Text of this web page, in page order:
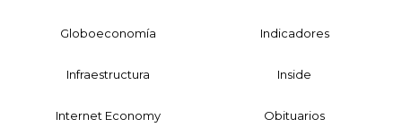
Globoeconomía Indicadores
Infraestructura Inside
Internet Economy Obituarios